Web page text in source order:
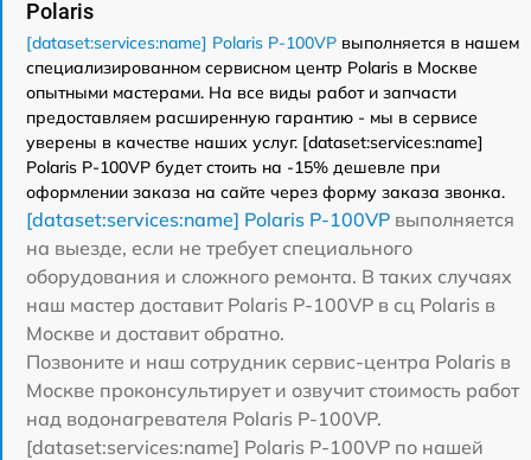
Polaris
[dataset:services:name] Polaris P-100VP выполняется в нашем
специализированном сервисном центр Polaris в Москве
опытными мастерами. На все виды работ и запчасти
предоставляем расширенную гарантию - мы в сервисе
уверены в качестве наших услуг. [dataset:services:name]
Polaris P-100VP будет стоить на -15% дешевле при
оформлении заказа на сайте через форму заказа звонка.
[dataset:services:name] Polaris P-100VP выполняется
на выезде, если не требует специального
оборудования и сложного ремонта. В таких случаях
наш мастер доставит Polaris P-100VP в сц Polaris в
Москве и доставит обратно.
Позвоните и наш сотрудник сервис-центра Polaris в
Москве проконсультирует и озвучит стоимость работ
над водонагревателя Polaris P-100VP.
[dataset:services:name] Polaris P-100VP по нашей